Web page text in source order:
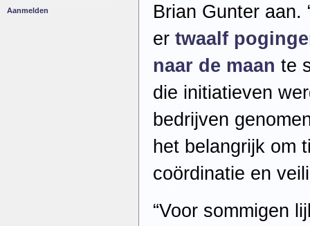
Aanmelden
Brian Gunter aan.
er twaalf
naar de maan te
die initiatieven
bedrijven
het belangrijk om
coördinatie en
“Voor sommigen